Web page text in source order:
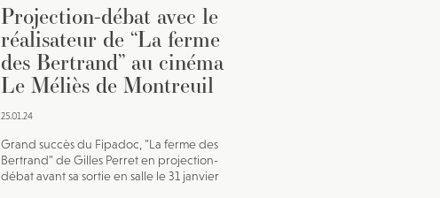
Projection-débat avec le
réalisateur de “La ferme
des Bertrand” au cinéma
Le Méliès de Montreuil
25.01.24
Grand succès du Fipadoc, "La ferme des
Bertrand" de Gilles Perret en projection-
débat avant sa sortie en salle le 31 janvier